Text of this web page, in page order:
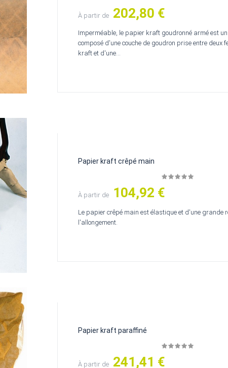
À partir de Prix
202,80 €
Imperméable, le papier kraft goudronné armé est un
composé d'une couche de goudron prise entre deux
kraft et d'une...
Papier kraft crêpé main
À partir de Prix
104,92 €
Le papier crêpé main est élastique et d'une grande
l'allongement.
Papier kraft paraffiné
À partir de Prix
241,41 €